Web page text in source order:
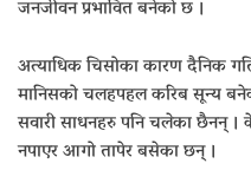
जनजीवन प्रभावित बनेको छ ।
अत्याधिक चिसोका कारण दैनिक
मानिसको चलहपहल करिब सून्य
सवारी साधनहरु पनि चलेका छैनन् ।
नपाएर आगो तापेर बसेका छन् ।